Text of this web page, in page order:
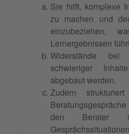
Sie hilft, komplexe
zu machen und
einzubeziehen,
Lernergebnissen
Widerstände bei
schwieriger
abgebaut werden.
Zudem
den Berater